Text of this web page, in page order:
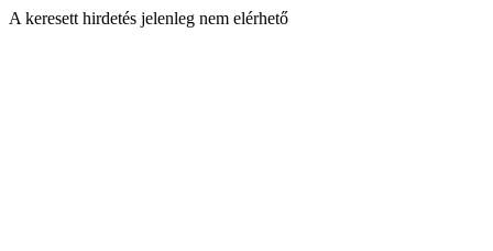
A keresett hirdetés jelenleg nem elérhető